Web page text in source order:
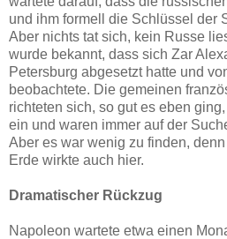
und ihm formell die Schlüssel der
Aber nichts tat sich, kein Russe
wurde bekannt, dass sich Zar
Petersburg abgesetzt hatte und
beobachtete. Die gemeinen
richteten sich, so gut es eben
ein und waren immer auf der
Aber es war wenig zu finden,
Erde wirkte auch hier.
Dramatischer Rückzug
Napoleon wartete etwa einen